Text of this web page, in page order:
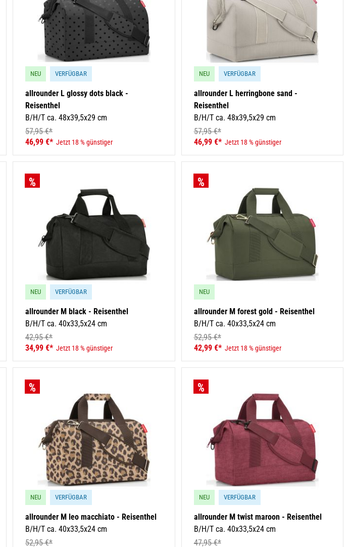
NEU VERFÜGBAR
allrounder L glossy dots black -
Reisenthel
B/H/T ca. 48x39,5x29 cm
57,95 €*
46,99 €* Jetzt 18 % günstiger
NEU VERFÜGBAR
allrounder L herringbone sand -
Reisenthel
B/H/T ca. 48x39,5x29 cm
57,95 €*
46,99 €* Jetzt 18 % günstiger
NEU VERFÜGBAR
allrounder M black - Reisenthel
B/H/T ca. 40x33,5x24 cm
42,95 €*
34,99 €* Jetzt 18 % günstiger
NEU
allrounder M forest gold - Reisenthel
B/H/T ca. 40x33,5x24 cm
52,95 €*
42,99 €* Jetzt 18 % günstiger
NEU VERFÜGBAR
allrounder M leo macchiato - Reisenthel
B/H/T ca. 40x33,5x24 cm
52,95 €*
NEU VERFÜGBAR
allrounder M twist maroon - Reisenthel
B/H/T ca. 40x33,5x24 cm
47,95 €*